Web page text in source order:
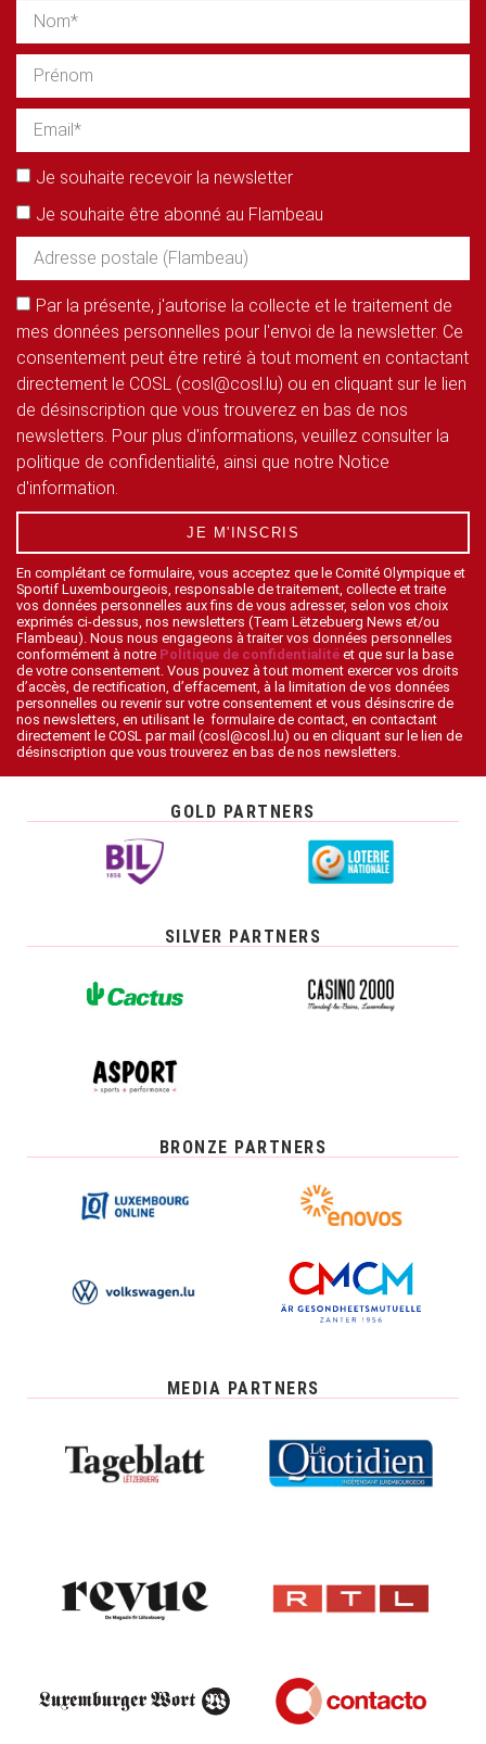
Je souhaite recevoir la newsletter
Je souhaite être abonné au Flambeau
Par la présente, j'autorise la collecte et le traitement de
mes données personnelles pour l'envoi de la newsletter. Ce
consentement peut être retiré à tout moment en contactant
directement le COSL (cosl@cosl.lu) ou en cliquant sur le lien
de désinscription que vous trouverez en bas de nos
newsletters. Pour plus d'informations, veuillez consulter la
politique de confidentialité, ainsi que notre Notice
d'information.
JE M'INSCRIS
En complétant ce formulaire, vous acceptez que le Comité Olympique et
Sportif Luxembourgeois, responsable de traitement, collecte et traite
vos données personnelles aux fins de vous adresser, selon vos choix
exprimés ci-dessus, nos newsletters (Team Lëtzebuerg News et/ou
Flambeau). Nous nous engageons à traiter vos données personnelles
conformément à notre Politique de confidentialité et que sur la base
de votre consentement. Vous pouvez à tout moment exercer vos droits
d’accès, de rectification, d’effacement, à la limitation de vos données
personnelles ou revenir sur votre consentement et vous désinscrire de
nos newsletters, en utilisant le formulaire de contact, en contactant
directement le COSL par mail (cosl@cosl.lu) ou en cliquant sur le lien de
désinscription que vous trouverez en bas de nos newsletters.
GOLD PARTNERS
SILVER PARTNERS
BRONZE PARTNERS
MEDIA PARTNERS